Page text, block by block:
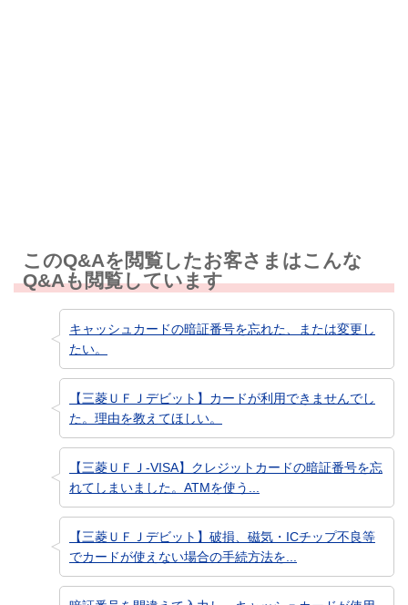
このQ&Aを閲覧したお客さまはこんな
Q&Aも閲覧しています
キャッシュカードの暗証番号を忘れた、または変更し
たい。
【三菱ＵＦＪデビット】カードが利用できませんでし
た。理由を教えてほしい。
【三菱ＵＦＪ-VISA】クレジットカードの暗証番号を忘
れてしまいました。ATMを使う...
【三菱ＵＦＪデビット】破損、磁気・ICチップ不良等
でカードが使えない場合の手続方法を...